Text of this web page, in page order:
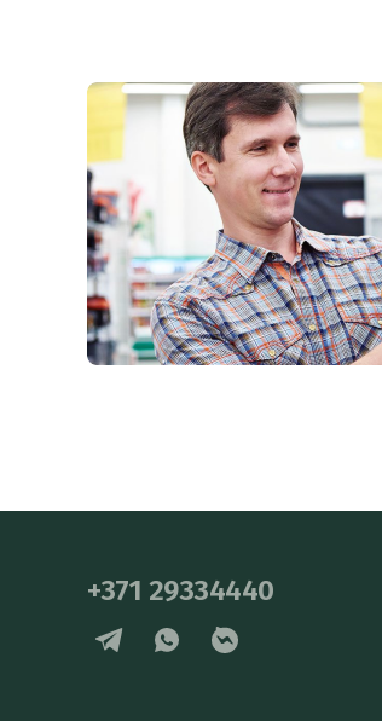
+371 29334440